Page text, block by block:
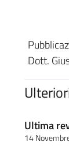
Dott.
Ultima
14